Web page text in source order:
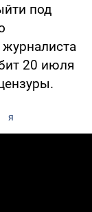
под
20 июля